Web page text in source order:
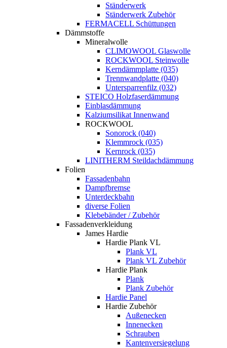
Ständerwerk
Ständerwerk Zubehör
FERMACELL Schüttungen
Dämmstoffe
Mineralwolle
CLIMOWOOL Glaswolle
ROCKWOOL Steinwolle
Kerndämmplatte (035)
Trennwandplatte (040)
Untersparrenfilz (032)
STEICO Holzfaserdämmung
Einblasdämmung
Kalziumsilikat Innenwand
ROCKWOOL
Sonorock (040)
Klemmrock (035)
Kernrock (035)
LINITHERM Steildachdämmung
Folien
Fassadenbahn
Dampfbremse
Unterdeckbahn
diverse Folien
Klebebänder / Zubehör
Fassadenverkleidung
James Hardie
Hardie Plank VL
Plank VL
Plank VL Zubehör
Hardie Plank
Plank
Plank Zubehör
Hardie Panel
Hardie Zubehör
Außenecken
Innenecken
Schrauben
Kantenversiegelung